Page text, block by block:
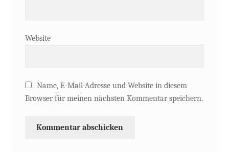
Website
Name, E-Mail-Adresse und Website in diesem
Browser für meinen nächsten Kommentar speichern.